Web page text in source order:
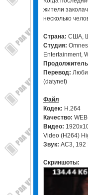
жители
несколько
Страна: США,
Студия:
Entertainment,
Перевод:
(datynet)
Файл
Кодек: H.264
Качество:
Видео:
Video (H264)
Звук: AC3, 192
Скриншоты: